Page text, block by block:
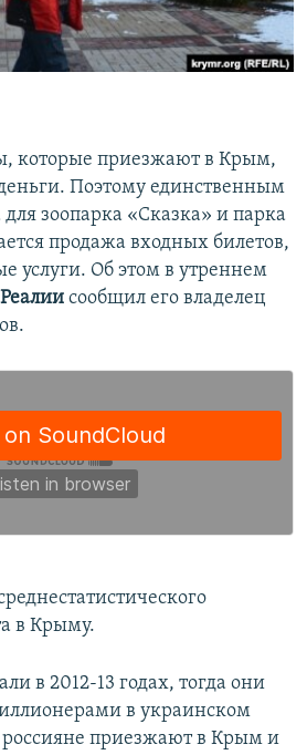
которые приезжают в Крым,
Поэтому единственным
зоопарка «Сказка» и парка
продажа входных билетов,
услуги. Об этом в утреннем
сообщил его владелец
в Крыму.
в 2012-13 годах, тогда они
в украинском
приезжают в Крым и